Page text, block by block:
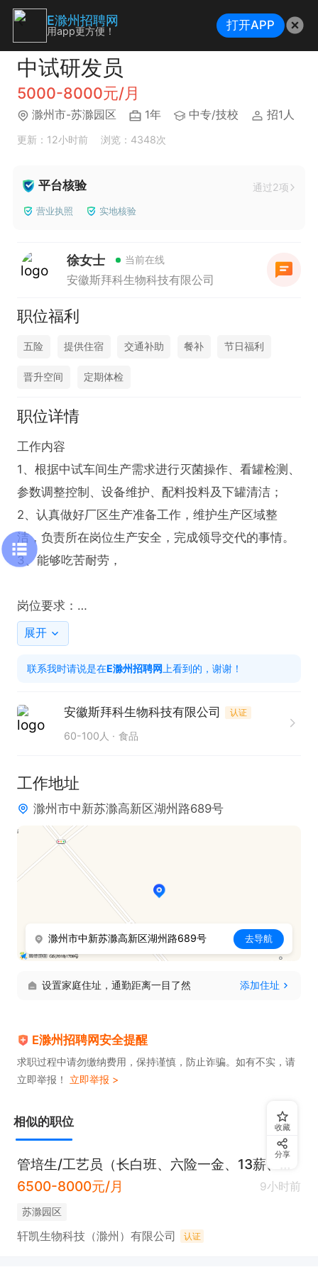
中试研发员
5000-8000元/月
滁州市-苏滁园区 1年 中专/技校 招1人
更新：12小时前 浏览：4348次
平台核验 通过2项
营业执照 实地核验
徐女士 当前在线
安徽斯拜科生物科技有限公司
职位福利
五险 提供住宿 交通补助 餐补 节日福利
晋升空间 定期体检
职位详情
工作内容
1、根据中试车间生产需求进行灭菌操作、看罐检测、
参数调整控制、设备维护、配料投料及下罐清洁；
2、认真做好厂区生产准备工作，维护生产区域整
洁，负责所在岗位生产安全，完成领导交代的事情。
3、能够吃苦耐劳，
岗位要求：
1、中专及以上学历，踏实稳重、能吃苦耐劳、服从组
织管理、执行力强；
2、善于团结协作，有过发酵工厂、化工厂、制药
3、有化学、生物、医药、食品、机械等相关专业者
优先考虑。
展开
联系我时请说是在E滁州招聘网 上看到的，谢谢！
安徽斯拜科生物科技有限公司 认证
60-100人 食品
工作地址
滁州市中新苏滁高新区湖州路689号
滁州市中新苏滁高新区湖州路689号 去导航
设置家庭住址，通勤距离一目了然 添加住址
E滁州招聘网安全提醒
求职过程中请勿缴纳费用，保持谨慎，防止诈骗。如有不实，请
立即举报！ 立即举报 >
相似的职位
管培生/工艺员（长白班、六险一金、13薪、工作餐、带薪年假等、福利待遇好）
6500-8000元/月
9小时前
苏滁园区
轩凯生物科技（滁州）有限公司 认证
收藏
分享
E滁州招聘网
用app更方便！ 打开APP